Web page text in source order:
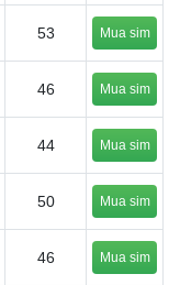
53 Mua sim
46 Mua sim
44 Mua sim
50 Mua sim
46 Mua sim